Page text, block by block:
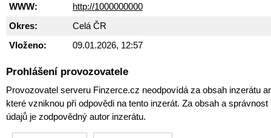
WWW:
http://1000000000
Okres:
Celá ČR
Vloženo:
09.01.2026, 12:57
Prohlášení provozovatele
Provozovatel serveru Finzerce.cz neodpovídá za obsah inzerátu
které vzniknou při odpovědi na tento inzerát. Za obsah a
údajů je zodpovědný autor inzerátu.